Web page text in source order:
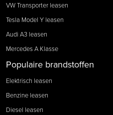
VW Transporter leasen
Tesla Model Y leasen
Audi A3 leasen
Mercedes A Klasse
Populaire brandstoffen
Elektrisch leasen
Benzine leasen
Diesel leasen